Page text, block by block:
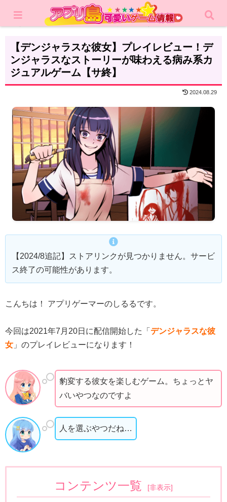
レビュー カジュアルゲーム
【デンジャラスな彼女】プレイレビュー！デ
ンジャラスなストーリーが味わえる病み系カ
ジュアルゲーム【サ終】
2024.08.29
【2024/8追記】ストアリンクが見つかりません。サービ
ス終了の可能性があります。
こんちは！ アプリゲーマーのしるるです。
今回は2021年7月20日に配信開始した「 デンジャラスな彼
女 」のプレイレビューになります！
豹変する彼女を楽しむゲーム。ちょっとヤ
バいやつなのですよ
人を選ぶやつだね…
コンテンツ一覧 [非表示]